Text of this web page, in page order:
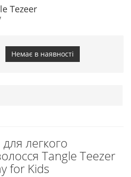
Tezeer
Немає в наявності
легкого
Tangle Teezer
for Kids